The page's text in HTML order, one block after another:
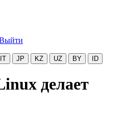
IT JP KZ UZ BY ID
делает